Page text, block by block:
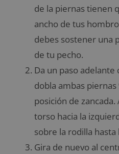
de la piernas tienen
ancho de tus
debes sostener una
de tu pecho.
Da un paso
dobla ambas
posición de
torso hacia la
sobre la rodilla
Gira de nuevo al